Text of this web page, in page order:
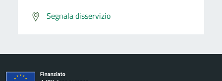
Segnala disservizio